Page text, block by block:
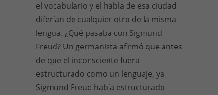
el vocabulario y el habla de esa ciudad
diferían de cualquier otro de la misma
lengua. ¿Qué pasaba con Sigmund
Freud? Un germanista afirmó que antes
de que el inconsciente fuera
estructurado como un lenguaje, ya
Sigmund Freud había estructurado